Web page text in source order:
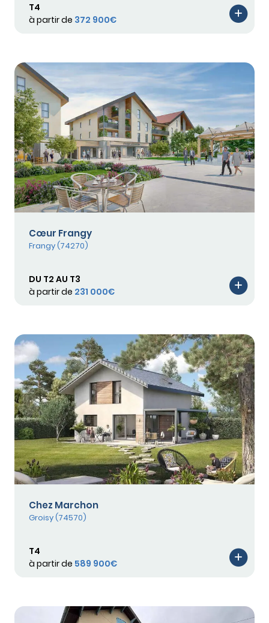
T4
à partir de 372 900€
Cœur Frangy
Frangy (74270)
DU T2 AU T3
à partir de 231 000€
Chez Marchon
Groisy (74570)
T4
à partir de 589 900€